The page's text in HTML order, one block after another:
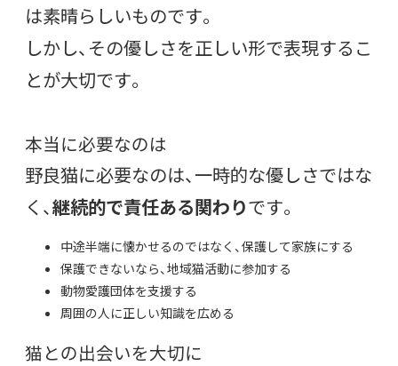
は素晴らしいものです。
しかし、その優しさを正しい形で表現するこ
とが大切です。
本当に必要なのは
野良猫に必要なのは、一時的な優しさではな
く、継続的で責任ある関わりです。
中途半端に懐かせるのではなく、保護して家族にする
保護できないなら、地域猫活動に参加する
動物愛護団体を支援する
周囲の人に正しい知識を広める
猫との出会いを大切に